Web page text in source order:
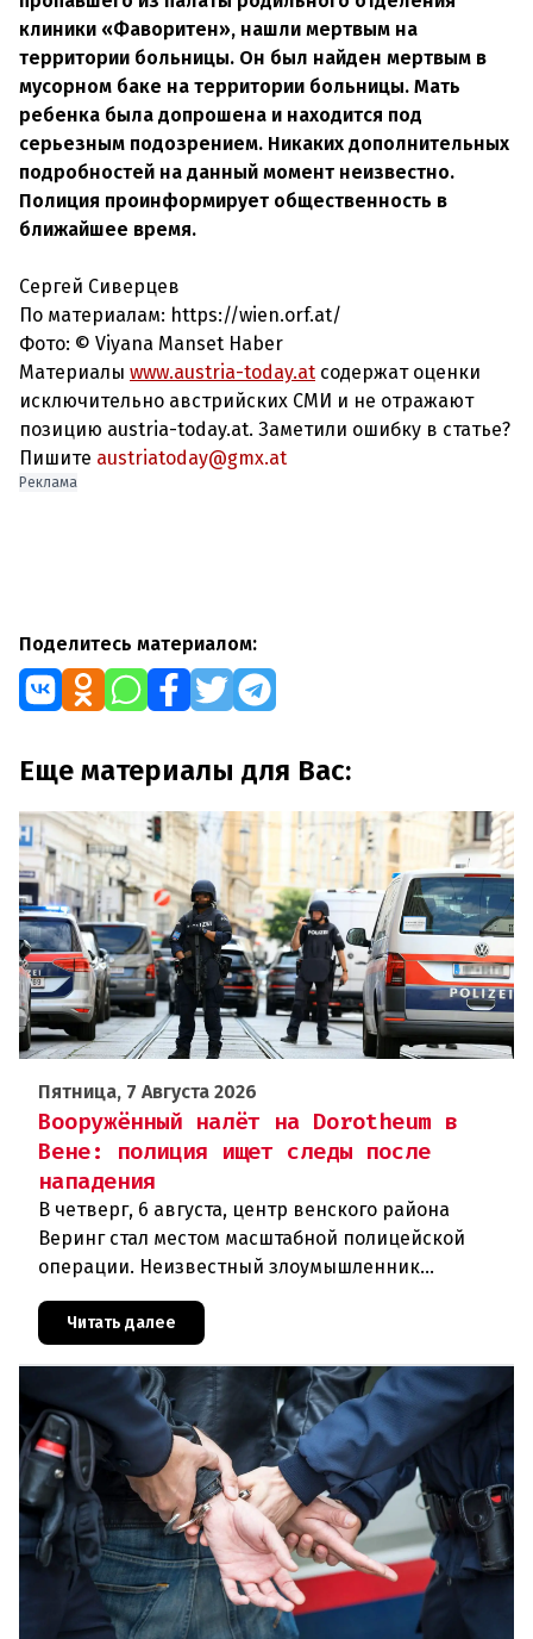
клиники «Фаворитен», нашли мертвым на
территории больницы. Он был найден мертвым в
мусорном баке на территории больницы. Мать
ребенка была допрошена и находится под
серьезным подозрением. Никаких дополнительных
подробностей на данный момент неизвестно.
Полиция проинформирует общественность в
ближайшее время.
Сергей Сиверцев
По материалам: https://wien.orf.at/
Фото: © Viyana Manset Haber
Материалы www.austria-today.at содержат оценки
исключительно австрийских СМИ и не отражают
позицию austria-today.at. Заметили ошибку в статье?
Пишите austriatoday@gmx.at
Реклама
Поделитесь материалом:
Еще материалы для Вас:
Пятница, 7 Августа 2026
Вооружённый налёт на Dorotheum в
Вене: полиция ищет следы после
нападения
В четверг, 6 августа, центр венского района
Веринг стал местом масштабной полицейской
операции. Неизвестный злоумышленник
совершил вооружённое нападение на филиал
знаменитого аукционного дома Dorotheu
Читать далее